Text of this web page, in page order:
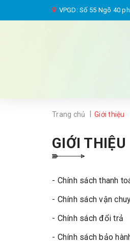
VPGD: Số 55 Ngõ 40
Trang chủ Giới thiệu
GIỚI THIỆU
- Chính sách thanh
- Chính sách vận
- Chính sách đổi trả
- Chính sách bảo